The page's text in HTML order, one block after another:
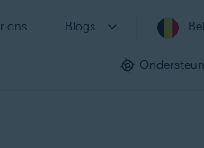
ons Blogs